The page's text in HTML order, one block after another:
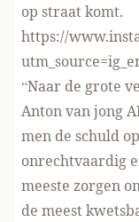
op straat komt.
https://
“Naar de grote
Anton van jong
men de schuld
onrechtvaardig
meeste zorgen
de meest